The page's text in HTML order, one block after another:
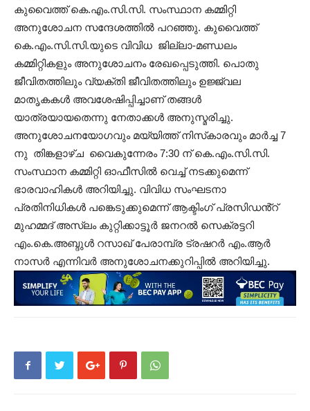
കുവൈത്ത് കെ.എം.സി.സി. സംസ്ഥാന കമ്മിറ്റി
അനുശോചന സന്ദേശത്തിൽ പറഞ്ഞു. കുവൈത്ത്
കെ.എം.സി.സി.യുടെ വിവിധ ജില്ലാ-മണ്ഡലം
കമ്മിറ്റികളും അനുശോചനം രേഖപ്പെടുത്തി. പൊതു
ജീവിതത്തിലും വ്യക്തി ജീവിതത്തിലും ഉജ്ജ്വല
മാതൃകകൾ അവശേഷിപ്പിച്ചാണ്‌ തങ്ങൾ
യാത്രയായതെന്നു നേതാക്കൾ അനുസ്മരിച്ചു.
അനുശോചനയോഗവും മയ്യിത്ത് നിസ്‌കാരവും മാർച്ച 7
നു തിങ്കളാഴ്ച വൈകുന്നേരം 7:30 ന് കെ.എം.സി.സി.
സംസ്ഥാന കമ്മിറ്റി ഓഫീസിൽ വെച്ച് നടക്കുമെന്ന്
ഭാരവാഹികൾ അറിയിച്ചു. വിവിധ സംഘടനാ
പ്രതിനിധികൾ പങ്കെടുക്കുമെന്ന് ആക്ടിംഗ് പ്രസിഡൻ്റ്
മുഹമ്മദ് അസ്ലം കുറ്റിക്കാട്ടൂർ ജനറൽ സെക്രട്ടറി
എം.കെ.അബ്ദുൾ റസാഖ് പേരാമ്പ്ര ട്രഷറർ എം.ആർ
നാസർ എന്നിവർ അനുശോചനക്കുറിപ്പിൽ അറിയിച്ചു.